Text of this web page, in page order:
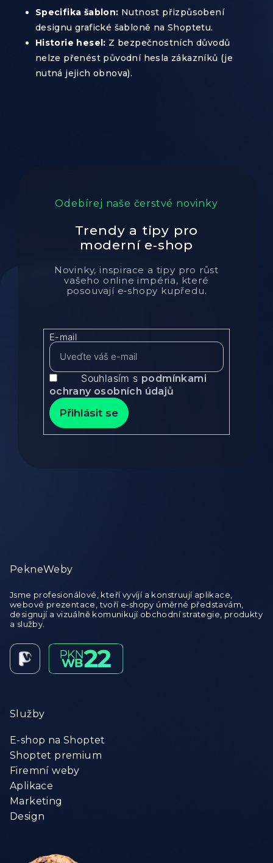
Specifika šablon: Nutnost přizpůsobení
designu grafické šabloně na Shoptetu.
Historie hesel: Z bezpečnostních důvodů
nelze přenést původní hesla zákazníků (je
nutná jejich obnova).
Odebírej naše čerstvé novinky
Trendy a tipy pro
moderní e‑shop
Novinky, inspirace a tipy pro růst
vašeho online impéria, které
posouvají e‑shopy kupředu.
E-mail
Souhlasím s podmínkami
ochrany osobních údajů
Přihlásit se
PekneWeby
Jsme profesionálové, kteří vyvíjí a konstruují aplikace,
webové prezentace, tvoří e‑shopy úměrné představám,
designují a vizuálně komunikují obchodní strategie, produkty
a služby.
Služby
E-shop na Shoptet
Shoptet premium
Firemní weby
Aplikace
Marketing
Design